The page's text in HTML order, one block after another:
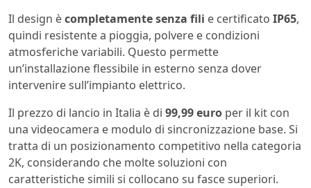
Il design ècompletamente senza fili e certificato IP65,
quindi resistente a pioggia, polvere e condizioni
atmosferiche variabili. Questo permette
un’installazione flessibile in esterno senza dover
intervenire sull’impianto elettrico.
Il prezzo di lancio in Italia è di 99,99 euro per il kit con
una videocamera e modulo di sincronizzazione base. Si
tratta di un posizionamento competitivo nella categoria
2K, considerando che molte soluzioni con
caratteristiche simili si collocano su fasce superiori.